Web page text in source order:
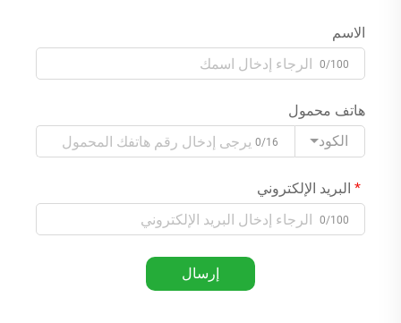
الاسم
0/100
هاتف محمول
الكود
0/16
البريد الإلكتروني
0/100
إرسال